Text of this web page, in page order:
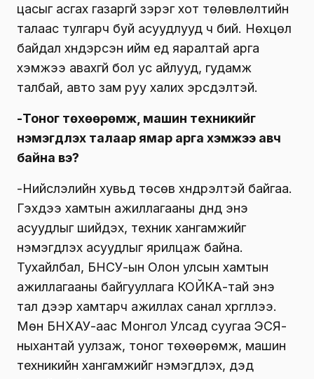
цасыг асгах газаргүй зэрэг хот төлөвлөлтийн
талаас тулгарч буй асуудлууд ч бий. Нөхцөл
байдал хүндэрсэн ийм үед яаралтай арга
хэмжээ авахгүй бол ус айлууд, гудамж
талбай, авто зам руу халих эрсдэлтэй.
-Тоног төхөөрөмж, машин техникийг
нэмэгдүүлэх талаар ямар арга хэмжээ авч
байна вэ?
-Нийслэлийн хувьд төсөв хүндрэлтэй байгаа.
Гэхдээ хамтын ажиллагааны дүнд энэ
асуудлыг шийдэх, техник хангамжийг
нэмэгдүүлэх асуудлыг ярилцаж байна.
Тухайлбал, БНСУ-ын Олон улсын хамтын
ажиллагааны байгууллага КОЙКА-тай энэ
тал дээр хамтарч ажиллах санал хүргүүллээ.
Мөн БНХАУ-аас Монгол Улсад суугаа ЭСЯ-
ныхантай уулзаж, тоног төхөөрөмж, машин
техникийн хангамжийг нэмэгдүүлэх, дэд